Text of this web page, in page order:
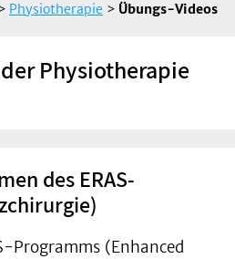
Physiotherapie > Übungs-Videos
Physiotherapie
des ERAS-
Programms (Enhanced